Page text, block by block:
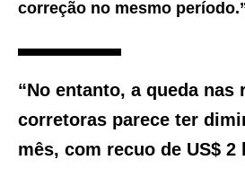
correção no mesmo
“No entanto, a queda nas
corretoras parece ter
mês, com recuo de US$ 2